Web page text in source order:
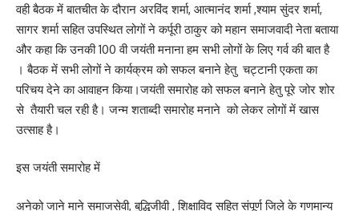
वही बैठक में बातचीत के दौरान अरविंद शर्मा, आत्मानंद शर्मा ,श्याम सुंदर शर्मा,
सागर शर्मा सहित उपस्थित लोगों ने कर्पूरी ठाकुर को महान समाजवादी नेता बताया
और कहा कि उनकी 100 वी जयंती मनाना हम सभी लोगों के लिए गर्व की बात है
। बैठक में सभी लोगों ने कार्यक्रम को सफल बनाने हेतु चट्टानी एकता का
परिचय देने का आवाहन किया।जयंती समारोह को सफल बनाने हेतु पूरे जोर शोर
से तैयारी चल रही है। जन्म शताब्दी समारोह मनाने को लेकर लोगों में खास
उत्साह है।
इस जयंती समारोह में
अनेको जाने माने समाजसेवी, बुद्धिजीवी , शिक्षाविद सहित संपूर्ण जिले के गणमान्य